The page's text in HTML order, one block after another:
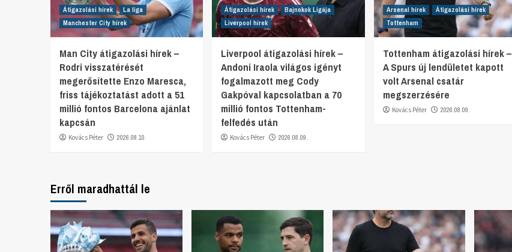
Átigazolási hírek
La liga
Manchester City hírek
Man City átigazolási hírek –
Rodri visszatérését
megerősítette Enzo Maresca,
friss tájékoztatást adott a 51
millió fontos Barcelona ajánlat
kapcsán
Kovács Péter 2026.08.10.
Átigazolási hírek
Bajnokok Ligája
Liverpool hírek
Liverpool átigazolási hírek –
Andoni Iraola világos igényt
fogalmazott meg Cody
Gakpóval kapcsolatban a 70
millió fontos Tottenham-
felfedés után
Kovács Péter 2026.08.09.
Arsenal hírek
Átigazolási hírek
Tottenham
Tottenham átigazolási hírek –
A Spurs új lendületet kapott
volt Arsenal csatár
megszerzésére
Kovács Péter 2026.08.09.
Erről maradhattál le